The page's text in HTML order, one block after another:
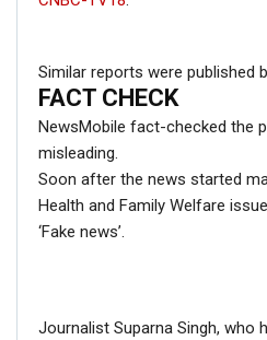
Similar reports were published
FACT CHECK
NewsMobile fact-checked the
misleading.
Soon after the news started
Health and Family Welfare
‘Fake news’.
Journalist Suparna Singh, who